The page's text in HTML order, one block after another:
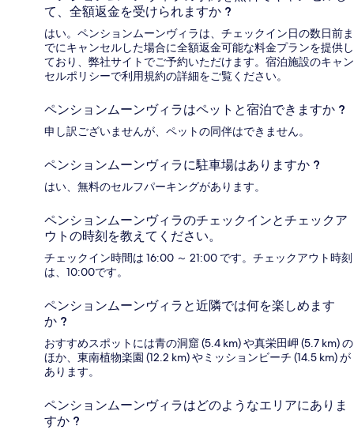
て、全額返金を受けられますか ?
はい。ペンションムーンヴィラは、チェックイン日の数日前ま
でにキャンセルした場合に全額返金可能な料金プランを提供し
ており、弊社サイトでご予約いただけます。宿泊施設のキャン
セルポリシーで利用規約の詳細をご覧ください。
ペンションムーンヴィラはペットと宿泊できますか ?
申し訳ございませんが、ペットの同伴はできません。
ペンションムーンヴィラに駐車場はありますか ?
はい、無料のセルフパーキングがあります。
ペンションムーンヴィラのチェックインとチェックア
ウトの時刻を教えてください。
チェックイン時間は 16:00 ～ 21:00 です。チェックアウト時刻
は、10:00です。
ペンションムーンヴィラと近隣では何を楽しめます
か ?
おすすめスポットには青の洞窟 (5.4 km) や真栄田岬 (5.7 km) の
ほか、東南植物楽園 (12.2 km) やミッションビーチ (14.5 km) が
あります。
ペンションムーンヴィラはどのようなエリアにありま
すか ?